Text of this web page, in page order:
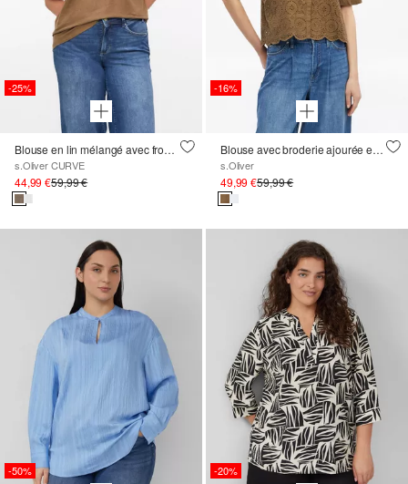
-25%
Blouse en lin mélangé avec fronces
s.Oliver CURVE
44,99 €59,99 €
-16%
Blouse avec broderie ajourée et manches ballon
s.Oliver
49,99 €59,99 €
-50% -20%